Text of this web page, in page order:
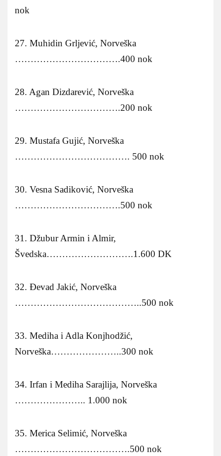
nok
27. Muhidin Grljević, Norveška
…………………………….400 nok
28. Agan Dizdarević, Norveška
…………………………….200 nok
29. Mustafa Gujić, Norveška
………………………………. 500 nok
30. Vesna Sadiković, Norveška
…………………………….500 nok
31. Džubur Armin i Almir,
Švedska……………………….1.600 DK
32. Đevad Jakić, Norveška
…………………………………..500 nok
33. Mediha i Adla Konjhodžić,
Norveška…………………..300 nok
34. Irfan i Mediha Sarajlija, Norveška
………………….. 1.000 nok
35. Merica Selimić, Norveška
……………………………….500 nok